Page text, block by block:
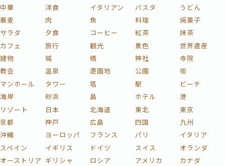
中華
洋食 イタリアン パスタ
うどん
蕎麦
肉 魚 料理
焼菓子
サラダ
夕食 コーヒー 紅茶
抹茶
カフェ
旅行 観光 景色
世界遺産
建物
城 橋 神社
寺院
教会
温泉 遊園地 公園
街
マンホール
タワー 塔 駅
ビーチ
海岸
砂浜 島 ホテル
港
リゾート
日本 北海道 東北
東京
京都
神戸 広島 四国
九州
沖縄
ヨーロッパ フランス パリ
イタリア
スペイン
イギリス ドイツ スイス
オランダ
オーストリア ギリシャ ロシア アメリカ
カナダ